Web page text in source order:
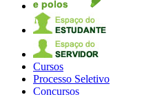
Cursos
Processo Seletivo
Concursos